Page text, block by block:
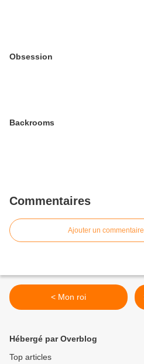
Obsession
Backrooms
Commentaires
Ajouter un commentaire
< Mon roi
Hébergé par Overblog
Top articles